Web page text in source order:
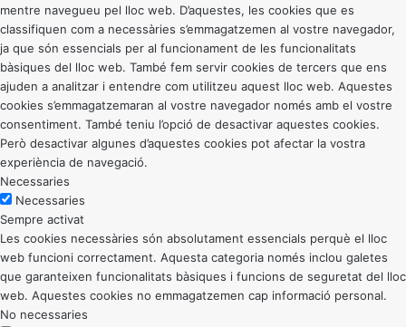
mentre navegueu pel lloc web. D’aquestes, les cookies que es
classifiquen com a necessàries s’emmagatzemen al vostre navegador,
ja que són essencials per al funcionament de les funcionalitats
bàsiques del lloc web. També fem servir cookies de tercers que ens
ajuden a analitzar i entendre com utilitzeu aquest lloc web. Aquestes
cookies s’emmagatzemaran al vostre navegador només amb el vostre
consentiment. També teniu l’opció de desactivar aquestes cookies.
Però desactivar algunes d’aquestes cookies pot afectar la vostra
experiència de navegació.
Necessaries
Necessaries
Sempre activat
Les cookies necessàries són absolutament essencials perquè el lloc
web funcioni correctament. Aquesta categoria només inclou galetes
que garanteixen funcionalitats bàsiques i funcions de seguretat del lloc
web. Aquestes cookies no emmagatzemen cap informació personal.
No necessaries